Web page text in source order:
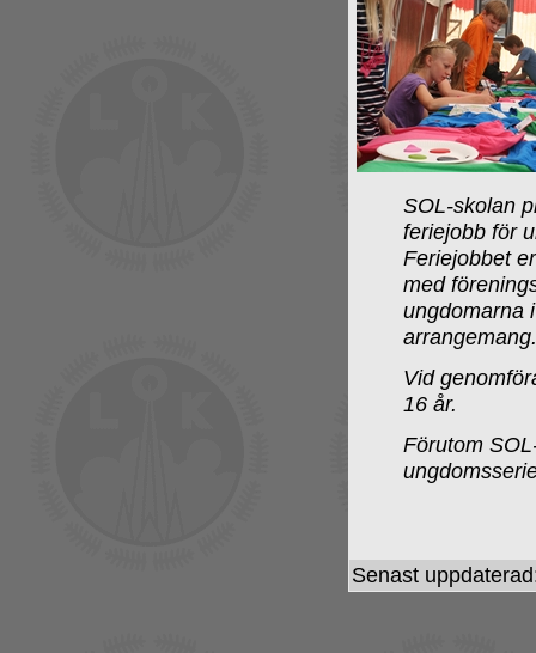
SOL-skolan
feriejobb för
Feriejobbet
med
ungdomarna
Vid
16 år.
Förutom
Senast